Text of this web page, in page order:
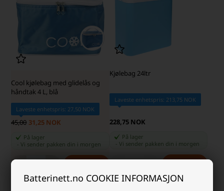
Batterinett.no COOKIE INFORMASJON
Cool kjølebag med glidelås og
håndtak 4 L, blå
Laveste enhetspris: 27,50 NOK
45,00 31,25 NOK
På lager
-Vi sender pakken din i morgen
- +
Kjølebag 24ltr
Laveste enhetspris: 213,75 NOK
228,75 NOK
På lager
Vi sender pakken din i morgen
- +